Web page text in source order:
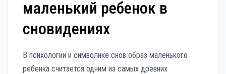
маленький ребенок в
сновидениях
В психологии и символике снов образ маленького
ребенка считается одним из самых древних